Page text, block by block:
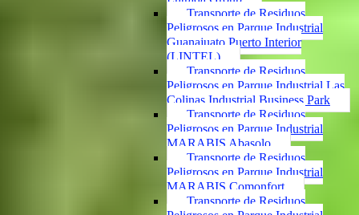
Transporte de Residuos
Peligrosos en Parque Industrial
Guanajuato Puerto Interior
(LINTEL)
Transporte de Residuos
Peligrosos en Parque Industrial Las
Colinas Industrial Business Park
Transporte de Residuos
Peligrosos en Parque Industrial
MARABIS Abasolo
Transporte de Residuos
Peligrosos en Parque Industrial
MARABIS Comonfort
Transporte de Residuos